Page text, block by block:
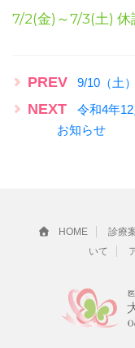
7/2(金)～7/3(土) 休
PREV 9/10（土
NEXT
令和4年
お知らせ
HOME 診療
いて